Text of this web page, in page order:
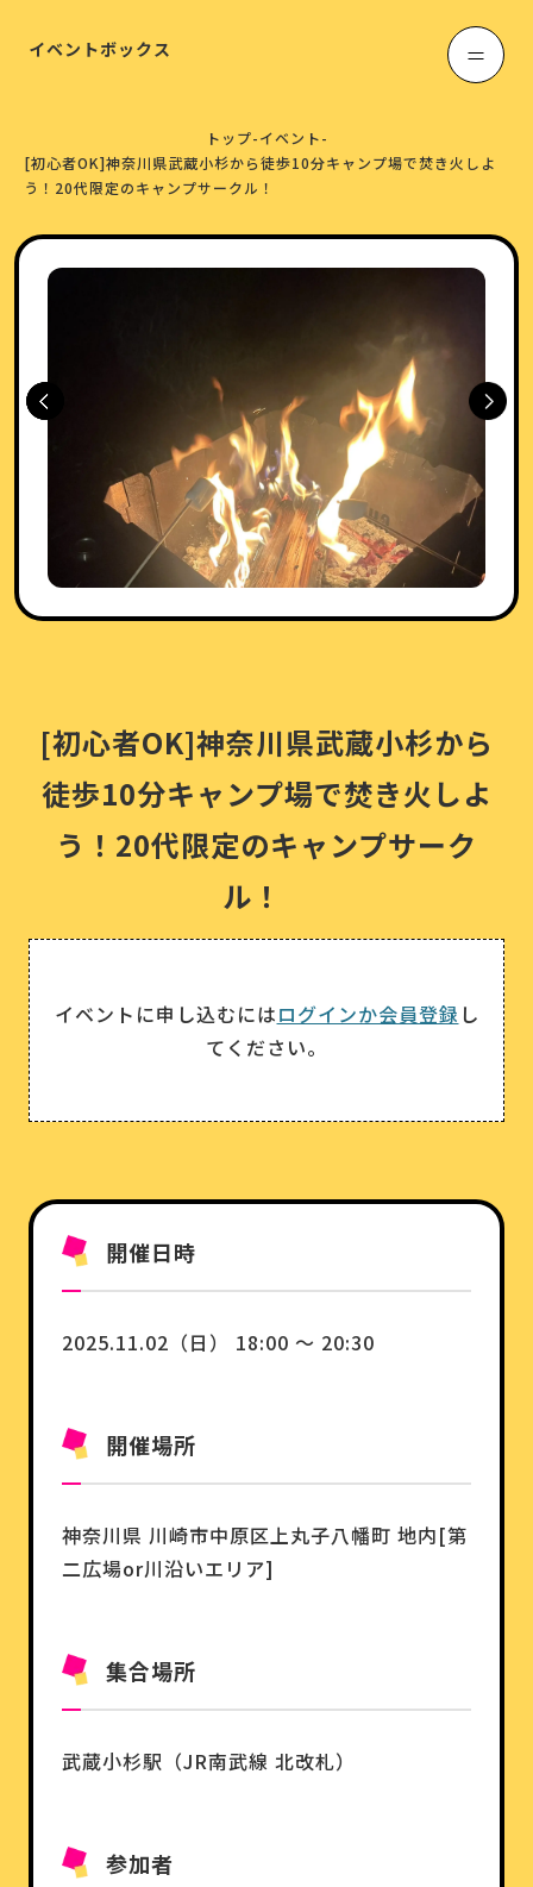
イベントボックス
トップ-イベント-
[初心者OK]神奈川県武蔵小杉から徒歩10分キャンプ場で焚き火しよ
う！20代限定のキャンプサークル！
[初心者OK]神奈川県武蔵小杉から
徒歩10分キャンプ場で焚き火しよ
う！20代限定のキャンプサーク
ル！
イベントに申し込むにはログインか会員登録 し
てください。
開催日時
2025.11.02（日） 18:00 ～ 20:30
開催場所
神奈川県 川崎市中原区上丸子八幡町 地内[第
二広場or川沿いエリア]
集合場所
武蔵小杉駅（JR南武線 北改札）
参加者